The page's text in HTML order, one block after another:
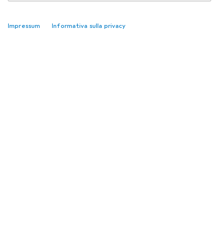
Impressum Informativa sulla privacy